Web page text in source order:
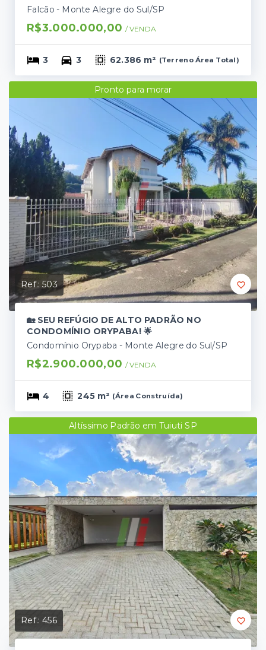
Falcão - Monte Alegre do Sul/SP
R$3.000.000,00 / VENDA
3 3 62.386 m² (Terreno Área Total)
Pronto para morar
Ref.:503
🏡 SEU REFÚGIO DE ALTO PADRÃO NO
CONDOMÍNIO ORYPABA! 🌟
Condomínio Orypaba - Monte Alegre do Sul/SP
R$2.900.000,00 / VENDA
4 245 m² (Área Construída)
Altíssimo Padrão em Tuiuti SP
Ref.:456